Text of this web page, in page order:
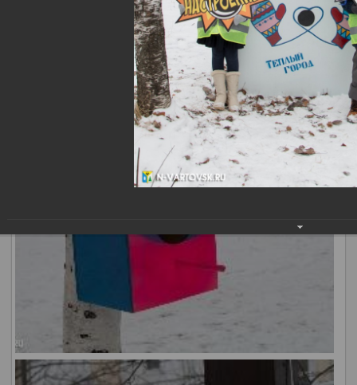
детских садов вместе с родителями и педагогами.